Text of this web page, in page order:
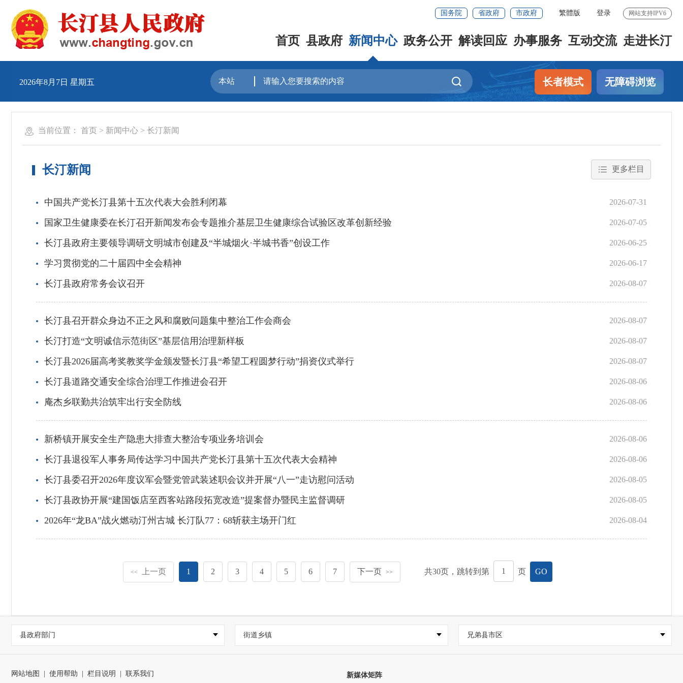
国务院 省政府 市政府 繁體版 登录 网站支持IPV6
首页 县政府 新闻中心 政务公开 解读回应 办事服务 互动交流 走进长汀
2026年8月7日 星期五 长者模式 无障碍浏览
当前位置： 首页 > 新闻中心 > 长汀新闻
长汀新闻 更多栏目
中国共产党长汀县第十五次代表大会胜利闭幕 2026-07-31
国家卫生健康委在长汀召开新闻发布会专题推介基层卫生健康综合试验区改革创新经验 2026-07-05
长汀县政府主要领导调研文明城市创建及“半城烟火·半城书香”创设工作 2026-06-25
学习贯彻党的二十届四中全会精神 2026-06-17
长汀县政府常务会议召开 2026-08-07
长汀县召开群众身边不正之风和腐败问题集中整治工作会商会 2026-08-07
长汀打造“文明诚信示范街区”基层信用治理新样板 2026-08-07
长汀县2026届高考奖教奖学金颁发暨长汀县“希望工程圆梦行动”捐资仪式举行 2026-08-07
长汀县道路交通安全综合治理工作推进会召开 2026-08-06
庵杰乡联勤共治筑牢出行安全防线 2026-08-06
新桥镇开展安全生产隐患大排查大整治专项业务培训会 2026-08-06
长汀县退役军人事务局传达学习中国共产党长汀县第十五次代表大会精神 2026-08-06
长汀县委召开2026年度议军会暨党管武装述职会议并开展“八一”走访慰问活动 2026-08-05
长汀县政协开展“建国饭店至西客站路段拓宽改造”提案督办暨民主监督调研 2026-08-05
2026年“龙BA”战火燃动汀州古城 长汀队77：68斩获主场开门红 2026-08-04
<< 上一页 1 2 3 4 5 6 7 下一页 >> 共30页，跳转到第 页 GO
县政府部门 街道乡镇 兄弟县市区
网站地图 使用帮助 栏目说明 联系我们 新媒体矩阵